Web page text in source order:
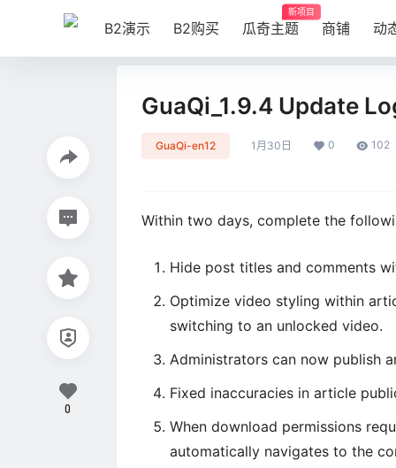
B2演示 B2购买 瓜奇主题
新项目
商铺 动
GuaQi_1.9.4 Update
GuaQi-en12 1月30日 0 102
Within two days, complete the
Hide post titles and comments
Optimize video styling within
switching to an unlocked video.
Administrators can now publish
Fixed inaccuracies in article
When download permissions
automatically navigates to the
0